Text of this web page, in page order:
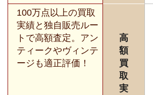
100万点以上の買取
実績と独自販売ルー
トで高額査定。アン
ティークやヴィンテ
ージも適正評価！
高
額
買
取
実